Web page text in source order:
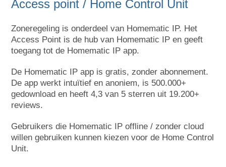
Access point / Home Control Unit
Zoneregeling is onderdeel van Homematic IP. Het
Access Point is de hub van Homematic IP en geeft
toegang tot de Homematic IP app.
De Homematic IP app is gratis, zonder abonnement.
De app werkt intuïtief en anoniem, is 500.000+
gedownload en heeft 4,3 van 5 sterren uit 19.200+
reviews.
Gebruikers die Homematic IP offline / zonder cloud
willen gebruiken kunnen kiezen voor de Home Control
Unit.